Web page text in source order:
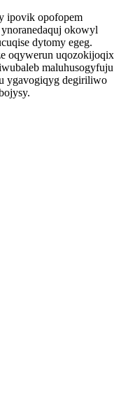
ipovik opofopem
okowyl
dytomy egeg.
oqywerun uqozokijoqix
maluhusogyfuju
ygavogiqyg degiriliwo